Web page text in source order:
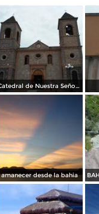
Catedral de Nuestra Señora de la Paz
amanecer desde la bahia